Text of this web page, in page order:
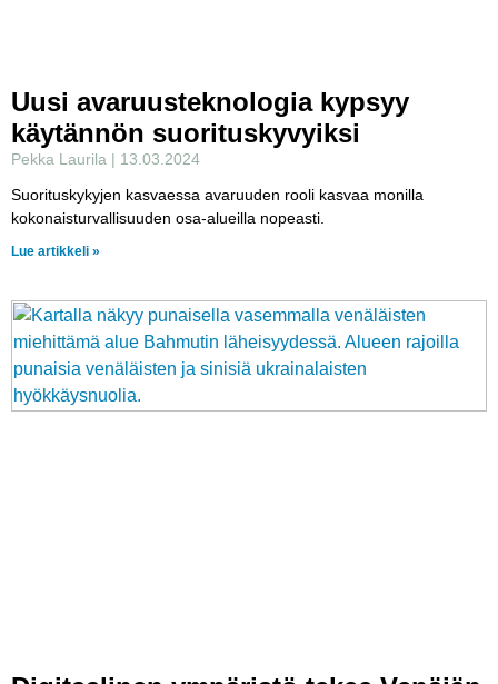
Uusi avaruusteknologia kypsyy
käytännön suorituskyvyiksi
Pekka Laurila
13.03.2024
Suorituskykyjen kasvaessa avaruuden rooli kasvaa monilla
kokonaisturvallisuuden osa-alueilla nopeasti.
Lue artikkeli »